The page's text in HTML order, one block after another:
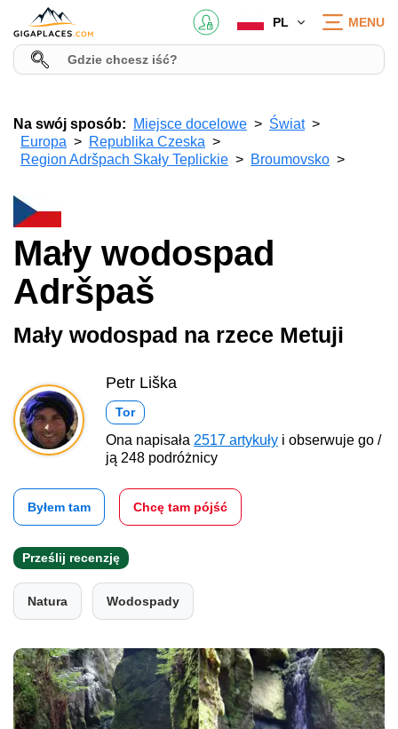
PL MENU
Na swój sposób: Miejsce docelowe
Świat
Europa
Republika Czeska
Region Adršpach Skały Teplickie
Broumovsko
Mały wodospad
Adršpaš
Mały wodospad na rzece Metuji
Petr Liška
Tor
Ona napisała 2517 artykuły i obserwuje go /
ją 248 podróżnicy
Byłem tam Chcę tam pójść
Prześlij recenzję
Natura Wodospady